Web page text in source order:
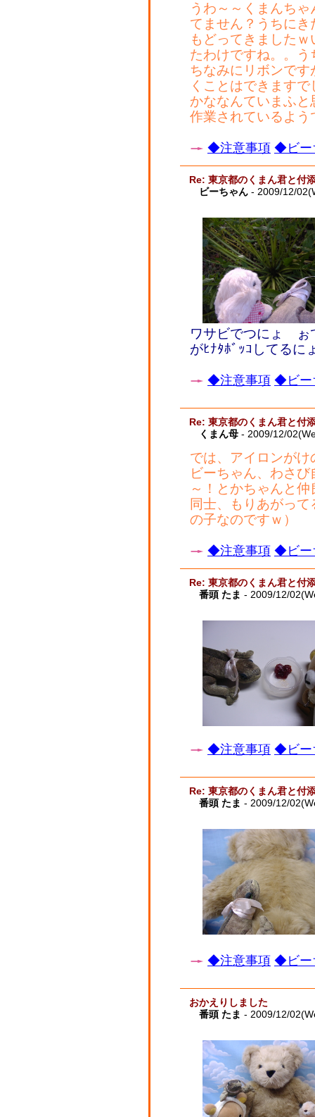
うわ～～くまんち
てません？うちに
もどってきました
たわけですね。。
ちなみにリボンで
くことはできます
かななんていまふ
作業されているよ
◆注意事項 ◆ビー
Re: 東京都のくまん君と付
ビーちゃん - 2009/12/
ワサビでつにょ ぉ
がﾋﾅﾀﾎﾞｯｺしてるに
◆注意事項 ◆ビー
Re: 東京都のくまん君と付
くまん母 - 2009/12/
では、アイロンが
ビーちゃん、わさ
～！とかちゃんと
同士、もりあがっ
の子なのですｗ）
◆注意事項 ◆ビー
Re: 東京都のくまん君と付
番頭 たま - 2009/12/
◆注意事項 ◆ビー
Re: 東京都のくまん君と付
番頭 たま - 2009/12/
◆注意事項 ◆ビー
おかえりしました
番頭 たま - 2009/12/